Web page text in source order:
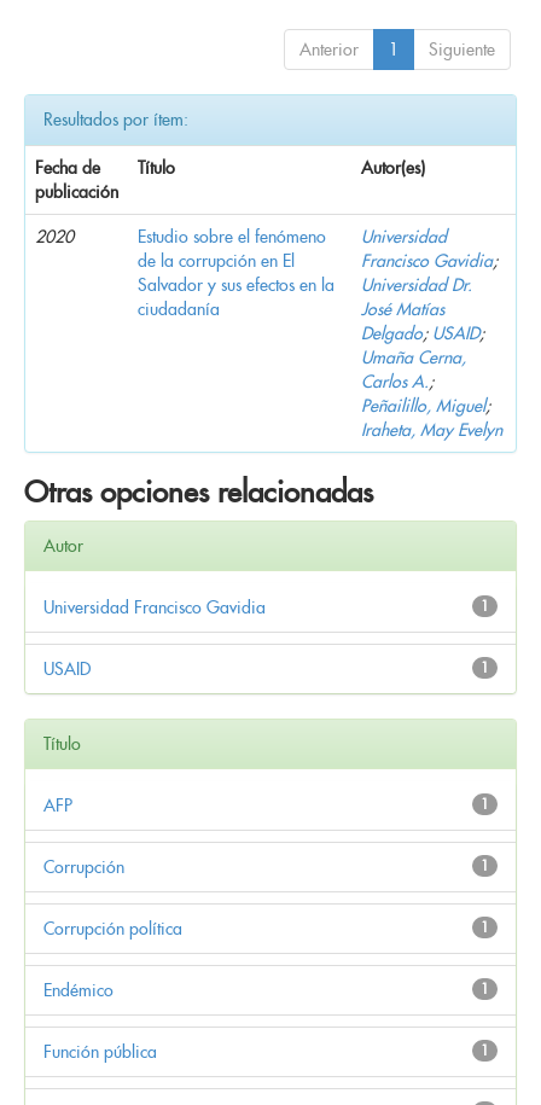
Anterior 1 Siguiente
Resultados por ítem:
Fecha de
publicación
Título Autor(es)
2020
Estudio sobre el fenómeno
de la corrupción en El
Salvador y sus efectos en la
ciudadanía
Universidad
Francisco Gavidia;
Universidad Dr.
José Matías
Delgado; USAID;
Umaña Cerna,
Carlos A.;
Peñailillo, Miguel;
Iraheta, May Evelyn
Otras opciones relacionadas
Autor
1
Universidad Francisco Gavidia
1
USAID
Título
1
AFP
1
Corrupción
1
Corrupción política
1
Endémico
1
Función pública